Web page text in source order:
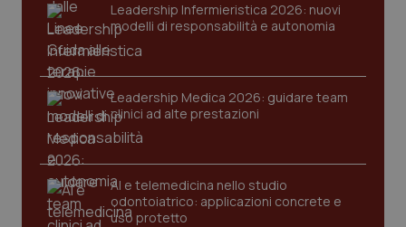
Leadership Infermieristica 2026: nuovi
modelli di responsabilità e autonomia
Leadership Medica 2026: guidare team
clinici ad alte prestazioni
AI e telemedicina nello studio
odontoiatrico: applicazioni concrete e
uso protetto
CookieScriptConsent